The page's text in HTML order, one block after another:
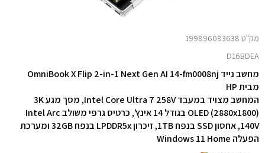
מק"ט 199896083638
D16BDEA
מחשב נייד OmniBook X Flip 2-in-1 Next Gen AI 14-fm0008nj
מבית HP
המחשב מצויד במעבד Intel Core Ultra 7 258V,
מסך מגע 3K
(2880x1800) ‏OLED בגודל 14 אינץ', כרטיס גרפי משולב Intel Arc
140V‏, אחסון SSD בנפח 1TB, זיכרון LPDDR5x בנפח 32GB
ומערכת
הפעלה Windows 11 Home